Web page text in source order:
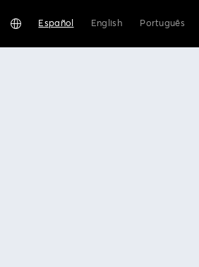
Español English Português